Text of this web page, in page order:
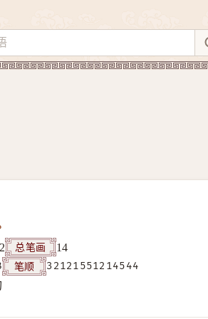
2 总笔画
14
笔顺
32121551214544